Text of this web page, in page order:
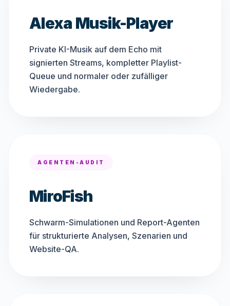
Alexa Musik-Player
Private KI-Musik auf dem Echo mit
signierten Streams, kompletter Playlist-
Queue und normaler oder zufälliger
Wiedergabe.
AGENTEN-AUDIT
MiroFish
Schwarm-Simulationen und Report-Agenten
für strukturierte Analysen, Szenarien und
Website-QA.